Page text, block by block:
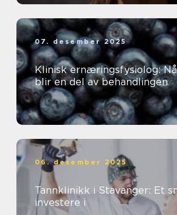
07. desember 2025
Klinisk ernæringsfysiolog:
blir en del av behandlingen
06. desember 2025
Tannklinikk i Stavanger: Et
investere i